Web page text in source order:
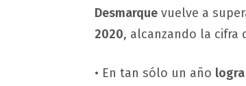
Desmarque vuelve a
2020, alcanzando la cifra
• En tan sólo un año